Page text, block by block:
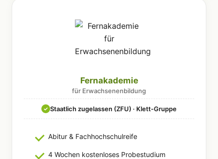
Fernakademie
für Erwachsenenbildung
✓ Staatlich zugelassen (ZFU) · Klett-Gruppe
Abitur & Fachhochschulreife
4 Wochen kostenloses Probestudium